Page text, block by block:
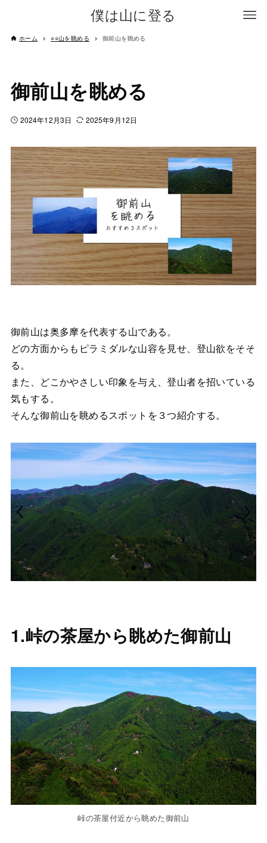
僕は山に登る
ホーム ○○山を眺める 御前山を眺める
御前山を眺める
2024年12月3日 2025年9月12日
御前山は奥多摩を代表する山である。
どの方面からもピラミダルな山容を見せ、登山欲をそそ
る。
また、どこかやさしい印象を与え、登山者を招いている
気もする。
そんな御前山を眺めるスポットを３つ紹介する。
1.峠の茶屋から眺めた御前山
峠の茶屋付近から眺めた御前山